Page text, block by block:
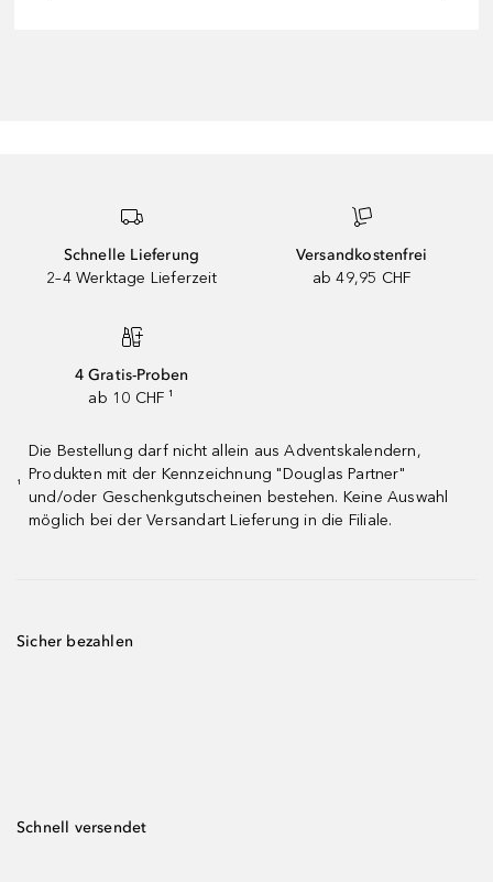
Schnelle Lieferung
2–4 Werktage Lieferzeit
Versandkostenfrei
ab 49,95 CHF
4 Gratis-Proben
ab 10 CHF ¹
¹
Die Bestellung darf nicht allein aus Adventskalendern,
Produkten mit der Kennzeichnung "Douglas Partner"
und/oder Geschenkgutscheinen bestehen. Keine Auswahl
möglich bei der Versandart Lieferung in die Filiale.
Sicher bezahlen
Schnell versendet